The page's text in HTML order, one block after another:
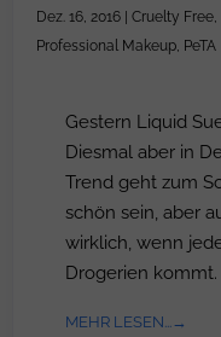
Dez. 16, 2016 | Cruelty Free
Professional Makeup PeTA
Gestern Liquid
Diesmal aber in
Trend geht zum
schön sein, aber
wirklich, wenn
Drogerien kommt.
MEHR LESEN...